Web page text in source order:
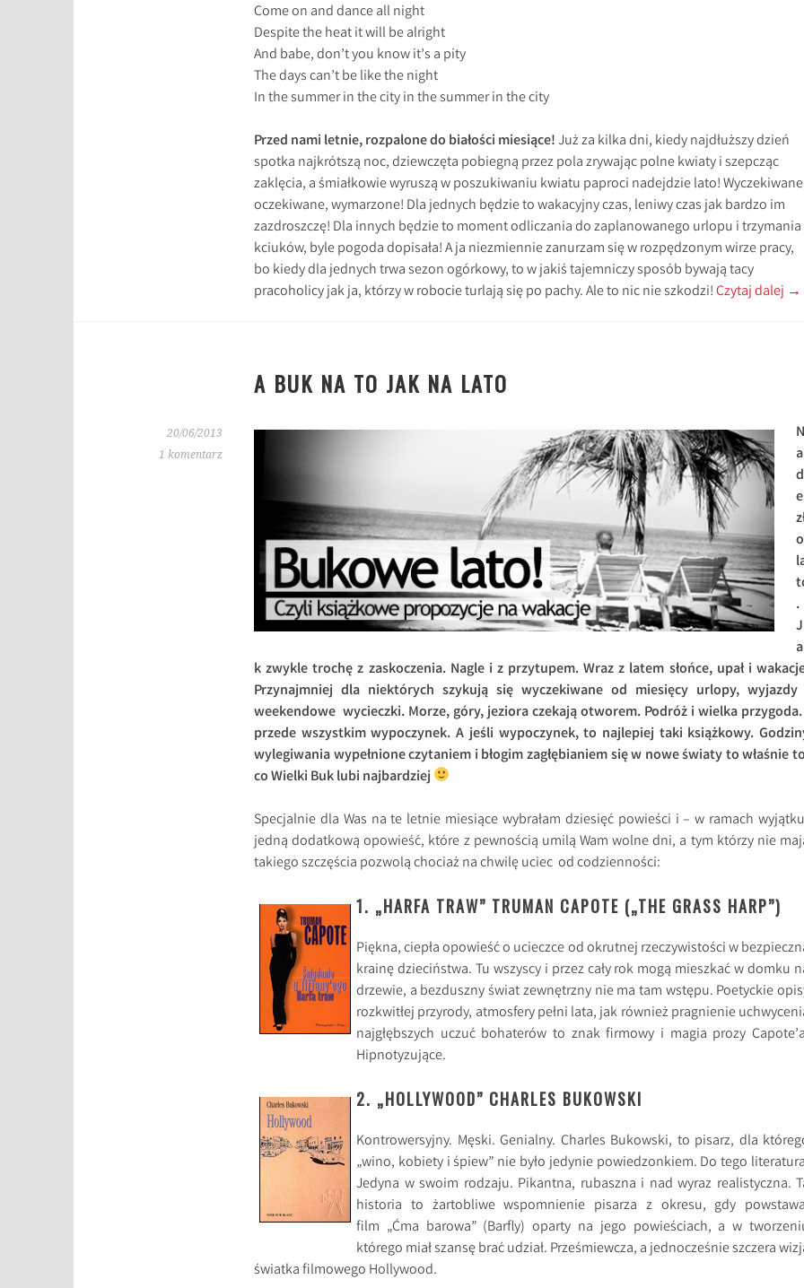
Come on and dance all night
Despite the heat it will be alright
And babe, don’t you know it’s a pity
The days can’t be like the night
In the summer in the city in the summer in the city
Przed nami letnie, rozpalone do białości miesiące!Już za kilka dni, kiedy najdłuższy dzień
spotka najkrótszą noc, dziewczęta pobiegną przez pola zrywając polne kwiaty i szepcząc
zaklęcia, a śmiałkowie wyruszą w poszukiwaniu kwiatu paproci nadejdzie lato!
oczekiwane, wymarzone! Dla jednych będzie to wakacyjny czas, leniwy czas jak bardzo im
zazdroszczę! Dla innych będzie to moment odliczania do zaplanowanego urlopu i trzymania
kciuków, byle pogoda dopisała! A ja niezmiennie zanurzam się w rozpędzonym wirze pracy,
bo kiedy dla jednych trwa sezon ogórkowy, to w jakiś tajemniczy sposób bywają tacy
pracoholicy jak ja, którzy w robocie turlają się po pachy. Ale to nic nie szkodzi!Czytaj dalej →
A BUK NA TO JAK NA LATO
20/06/2013
1 komentarz
N
a
d
o
.
J
a
k zwykle trochę z zaskoczenia. Nagle i z przytupem. Wraz z latem słońce, upał i
Przynajmniej dla niektórych szykują się wyczekiwane od miesięcy urlopy,
weekendowe wycieczki. Morze, góry, jeziora czekają otworem. Podróż i wielka
przede wszystkim wypoczynek. A jeśli wypoczynek, to najlepiej taki książkowy.
wylegiwania wypełnione czytaniem i błogim zagłębianiem się w nowe światy to właśnie
co Wielki Buk lubi najbardziej
Specjalnie dla Was na te letnie miesiące wybrałam dziesięć powieści i – w ramach
jedną dodatkową opowieść, które z pewnością umilą Wam wolne dni, a tym którzy nie
takiego szczęścia pozwolą chociaż na chwilę uciec od codzienności:
1. „HARFA TRAW” TRUMAN CAPOTE („THE GRASS HARP”)
Piękna, ciepła opowieść o ucieczce od okrutnej rzeczywistości w
krainę dzieciństwa. Tu wszyscy i przez cały rok mogą mieszkać w domku
drzewie, a bezduszny świat zewnętrzny nie ma tam wstępu. Poetyckie
rozkwitłej przyrody, atmosfery pełni lata, jak również pragnienie
najgłębszych uczuć bohaterów to znak firmowy i magia prozy
Hipnotyzujące.
2. „HOLLYWOOD” CHARLES BUKOWSKI
Kontrowersyjny. Męski. Genialny. Charles Bukowski, to pisarz, dla
„wino, kobiety i śpiew” nie było jedynie powiedzonkiem. Do tego
Jedyna w swoim rodzaju. Pikantna, rubaszna i nad wyraz realistyczna.
historia to żartobliwe wspomnienie pisarza z okresu, gdy
film „Ćma barowa” (Barfly) oparty na jego powieściach, a w
którego miał szansę brać udział. Prześmiewcza, a jednocześnie szczera
światka filmowego Hollywood.